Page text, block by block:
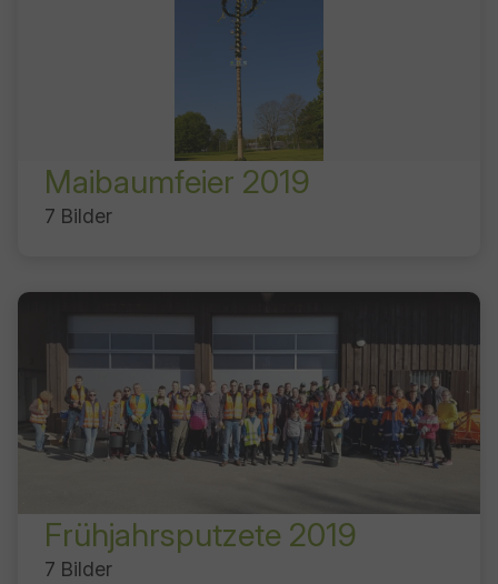
Maibaumfeier 2019
7 Bilder
Frühjahrsputzete 2019
7 Bilder